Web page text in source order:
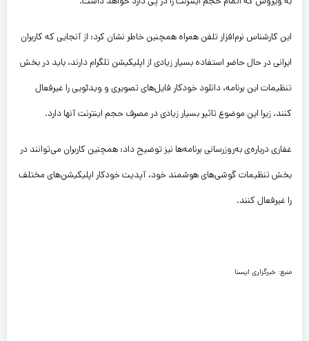
این کارشناس نرم‌افزار تلفن همراه همچنین خاطر نشان کرد: از آنجایی که کاربران
ایرانی در حال حاضر استفاده بسیار زیادی از اپلیکیشن‌ تلگرام دارند، باید در بخش
تنظیمات این برنامه، دانلود خودکار فایل‌های تصویری و ویدئویی را غیرفعال
کنند، زیرا این موضوع تاثیر بسیار زیادی در مصرف حجم اینترنت آنها دارد.
غفاری درباره‌ی به‌روزرسانی برنامه‌ها نیز توضیح داد: همچنین کاربران می‌توانند در
بخش تنظیمات گوشی‌های هوشمند خود، آپدیت خودکار اپلیکیشن‌های مختلف
را غیرفعال کنند.
منبع: خبرگزاری ایسنا